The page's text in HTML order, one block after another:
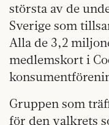
största av de
Sverige som
Alla de 3,2
medlemskort i
Gruppen som
för den valkrets